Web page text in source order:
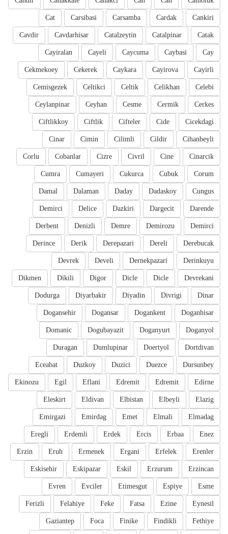
Cankiri
Cardak
Carsamba
Carsibasi
Cat
Catak
Catalpinar
Catalzeytin
Cavdarhisar
Cavdir
Cay
Caybasi
Caycuma
Cayeli
Cayiralan
Cayirli
Cayirova
Caykara
Cekerek
Cekmekoey
Celebi
Celikhan
Celtik
Celtikci
Cemisgezek
Cerkes
Cermik
Cesme
Ceyhan
Ceylanpinar
Cicekdagi
Cide
Cifteler
Ciftlik
Ciftlikkoy
Cihanbeyli
Cildir
Cilimli
Cimin
Cinar
Cinarcik
Cine
Civril
Cizre
Cobanlar
Corlu
Corum
Cubuk
Cukurca
Cumayeri
Cumra
Cungus
Dadaskoy
Daday
Dalaman
Damal
Darende
Dargecit
Dazkiri
Delice
Demirci
Demirci
Demirozu
Demre
Denizli
Derbent
Derebucak
Dereli
Derepazari
Derik
Derince
Derinkuyu
Dernekpazari
Develi
Devrek
Devrekani
Dicle
Dicle
Digor
Dikili
Dikmen
Dinar
Divrigi
Diyadin
Diyarbakir
Dodurga
Doganhisar
Dogankent
Dogansar
Dogansehir
Doganyol
Doganyurt
Dogubayazit
Domanic
Dortdivan
Doertyol
Dumlupinar
Duragan
Dursunbey
Duezce
Duzici
Duzkoy
Eceabat
Edirne
Edremit
Edremit
Eflani
Egil
Ekinozu
Elazig
Elbeyli
Elbistan
Eldivan
Eleskirt
Elmadag
Elmali
Emet
Emirdag
Emirgazi
Enez
Erbaa
Ercis
Erdek
Erdemli
Eregli
Erenler
Erfelek
Ergani
Ermenek
Eruh
Erzin
Erzincan
Erzurum
Eskil
Eskipazar
Eskisehir
Esme
Espiye
Etimesgut
Evciler
Evren
Eynesil
Ezine
Fatsa
Feke
Felahiye
Ferizli
Fethiye
Findikli
Finike
Foca
Gaziantep